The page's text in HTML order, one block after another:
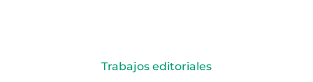
Trabajos editoriales